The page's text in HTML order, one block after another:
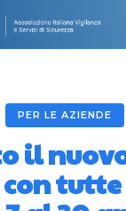
PER LE AZIENDE
il
con